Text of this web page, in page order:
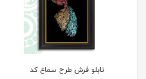
تابلو فرش طرح سماع کد